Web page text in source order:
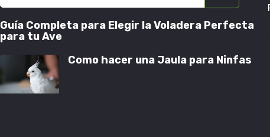
Guía Completa para Elegir la Voladera Perfecta
para tu Ave
Como hacer una Jaula para Ninfas